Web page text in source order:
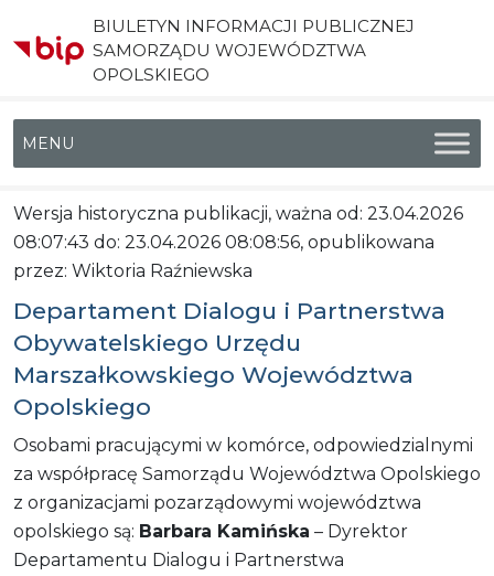
BIULETYN INFORMACJI PUBLICZNEJ
SAMORZĄDU WOJEWÓDZTWA
OPOLSKIEGO
Menu główne
Wersja historyczna publikacji, ważna od: 23.04.2026
08:07:43 do: 23.04.2026 08:08:56, opublikowana
przez: Wiktoria Raźniewska
Departament Dialogu i Partnerstwa
Obywatelskiego Urzędu
Marszałkowskiego Województwa
Opolskiego
Osobami pracującymi w komórce, odpowiedzialnymi
za współpracę Samorządu Województwa Opolskiego
z organizacjami pozarządowymi województwa
opolskiego są: Barbara Kamińska – Dyrektor
Departamentu Dialogu i Partnerstwa